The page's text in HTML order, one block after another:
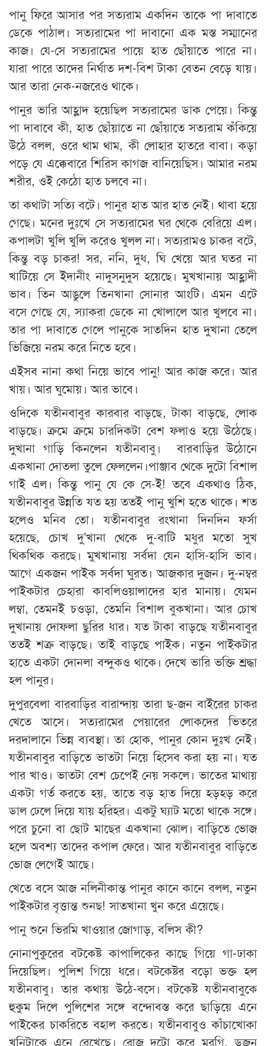
পানু ফিরে আসার পর সত্যরাম একদিন তাকে পা দাবাতে
ডেকে পাঠাল। সত্যরামের পা দাবানো এক মস্ত সম্মানের
কাজ। যে-সে সত্যরামের পায়ে হাত ছোঁয়াতে পারে না।
যারা পারে তাদের নির্ঘাত দশ-বিশ টাকা বেতন বেড়ে যায়।
আর তারা নেক-নজরেও থাকে।
পানুর ভারি আহ্লাদ হয়েছিল সত্যরামের ডাক পেয়ে। কিন্তু
পা দাবাবে কী, হাত ছোঁয়াতে না ছোঁয়াতে সত্যরাম কঁকিয়ে
উঠে বলল, ওরে থাম থাম, কী লোহার হাতরে বাবা। কড়া
পড়ে যে এক্কেবারে শিরিস কাগজ বানিয়েছিস। আমার নরম
শরীর, ওই কেঠো হাত চলবে না।
তা কথাটা সত্যি বটে। পানুর হাত আর হাত নেই। থাবা হয়ে
গেছে। মনের দুঃখে সে সত্যরামের ঘর থেকে বেরিয়ে এল।
কপালটা খুলি খুলি করেও খুলল না। সত্যরামও চাকর বটে,
কিন্তু বড় চাকর! সর, ননি, দুধ, ঘি খেয়ে আর ঘতর না
খাটিয়ে সে ইদানীং নাদুসনুদুস হয়েছে। মুখখানায় আহ্লাদী
ভাব। তিন আঙুলে তিনখানা সোনার আংটি। এমন এটে
বসে গেছে যে, স্যাকরা ডেকে না খোলালে আর খুলবে না।
তার পা দাবাতে গেলে পানুকে সাতদিন হাত দুখানা তেলে
ভিজিয়ে নরম করে নিতে হবে।
এইসব নানা কথা নিয়ে ভাবে পানু! আর কাজ করে। আর
খায়। আর ঘুমোয়। আর ভাবে।
ওদিকে যতীনবাবুর কারবার বাড়ছে, টাকা বাড়ছে, লোক
বাড়ছে। ক্রমে ক্রমে চারদিকটা বেশ ফলাও হয়ে উঠেছে।
দুখানা গাড়ি কিনলেন যতীনবাবু। বারবাড়ির উঠোনে
একখানা দোতলা তুলে ফেললেন।পাঞ্জাব থেকে দুটো বিশাল
গাই এল। কিন্তু পানু যে কে সে-ই! তবে একথাও ঠিক,
যতীনবাবুর উন্নতি যত হয় ততই পানু খুশি হতে থাকে। শত
হলেও মনিব তো। যতীনবাবুর রংখানা দিনদিন ফর্সা
হয়েছে, চোখ দু’খানা থেকে দু-বাটি মধুর মতো সুখ
থিকথিক করছে। মুখখানায় সর্বদা যেন হাসি-হাসি ভাব।
আগে একজন পাইক সর্বদা ঘুরত। আজকার দুজন। দু-নম্বর
পাইকটার চেহারা কাবলিওয়ালাদের হার মানায়। যেমন
লম্বা, তেমনই চওড়া, তেমনি বিশাল বুকখানা। আর চোখ
দুখানায় দোফলা ছুরির ধার। যত টাকা বাড়ছে যতীনবাবুর
ততই শত্রু বাড়ছে। তাই বাড়ছে পাইক। নতুন পাইকটার
হাতে একটা দোনলা বন্দুকও থাকে। দেখে ভারি ভক্তি শ্রদ্ধা
হল পানুর।
দুপুরবেলা বারবাড়ির বারান্দায় তারা ছ-জন বাইরের চাকর
খেতে আসে। সত্যরামের পেয়ারের লোকদের ভিতরে
দরদালানে ভিন্ন ব্যবস্থা। তা হোক, পানুর কোন দুঃখ নেই।
যতীনবাবুর বাড়িতে ভাতটা নিয়ে হিসেব করা হয় না। যত
পার খাও। ভাতটা বেশ চেপেই নেয় সকলে। ভাতের মাথায়
একটা গর্ত করতে হয়, তাতে বড় হাত দিয়ে হড়হড় করে
ডাল ঢেলে দিয়ে যায় হরিহর। একটু ঘ্যাট মতো থাকে সঙ্গে।
পরে চুনো বা ছোট মাছের একখানা ঝোল। বাড়িতে ভোজ
হলে অবশ্য তাদের কপাল ফেরে। আর যতীনবাবুর বাড়িতে
ভোজ লেগেই আছে।
খেতে বসে আজ নলিনীকান্ত পানুর কানে কানে বলল, নতুন
পাইকটার বৃত্তান্ত শুনছ! সাতখানা খুন করে এয়েছে।
পানু শুনে ভিরমি খাওয়ার জোগাড়, বলিস কী?
নোনাপুকুরের বটকেষ্ট কাপালিকের কাছে গিয়ে গা-ঢাকা
দিয়েছিল। পুলিশ গিয়ে ধরে। বটকেষ্টর বড়ো ভক্ত হল
যতীনবাবু। তার কথায় উঠে-বসে। বটকেষ্ট যতীনবাবুকে
হুকুম দিলে পুলিশের সঙ্গে বন্দোবস্ত করে ছাড়িয়ে এনে
পাইকের চাকরিতে বহাল করতে। যতীনবাবুও কাঁচাখোকা
খুনিটাকে এনে রেখেছে। রোজ দুটো করে মুরগি, ডজন